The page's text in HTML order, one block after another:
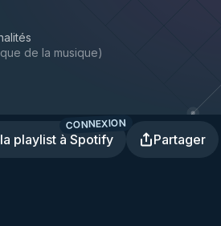
de la musique)
playlist à Spotify
CONNEXION
Partager